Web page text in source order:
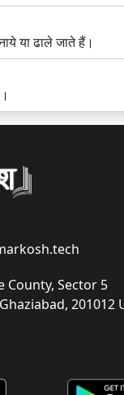
या ढाले जाते हैं।
County, Sector 5
201012